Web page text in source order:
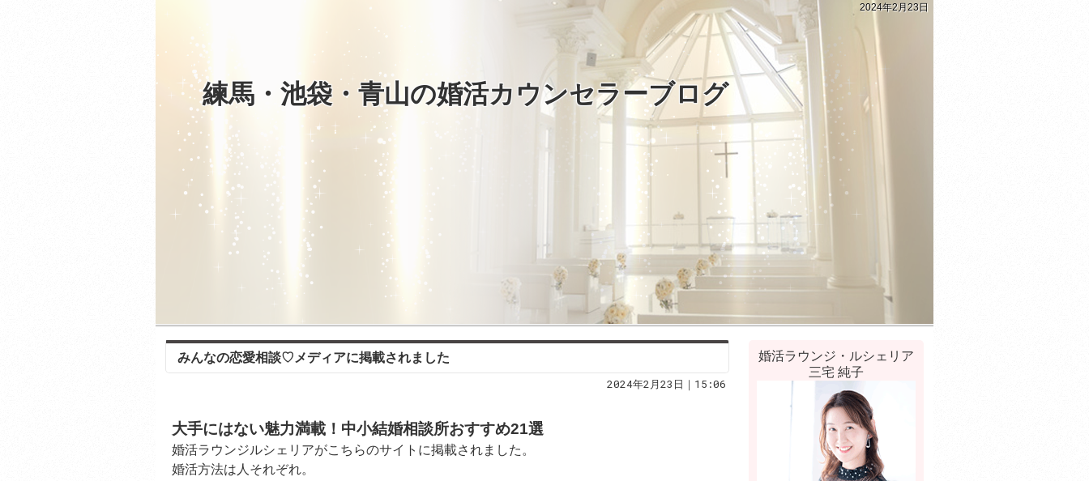
2024年2月23日
練馬・池袋・青山の婚活カウンセラーブログ
みんなの恋愛相談♡メディアに掲載されました
2024年2月23日｜15:06
大手にはない魅力満載！中小結婚相談所おすすめ21選
婚活ラウンジルシェリアがこちらのサイトに掲載されました。
婚活方法は人それぞれ。
婚活ラウンジ・ルシェリア
三宅 純子